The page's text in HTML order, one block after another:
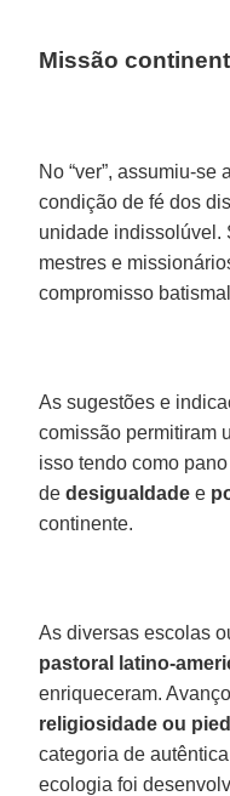
Missão
No “ver”, assumiu-se a
condição de fé dos
unidade indissolúvel.
mestres e
compromisso
As sugestões e
comissão permitiram
isso tendo como
dedesigualdade e
continente.
As diversas escolas
pastoral latino-
enriqueceram.
religiosidade ou
categoria de
ecologia foi